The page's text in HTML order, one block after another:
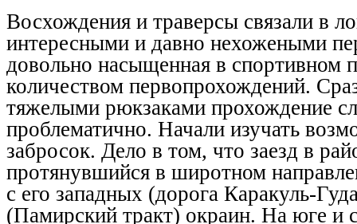
Восхождения и траверсы связали в
интересными и давно нехожеными
довольно насыщенная в спортивном
количеством первопрохождений.
тяжелыми рюкзаками прохождение
проблематично. Начали изучать
забросок. Дело в том, что заезд в
протянувшийся в широтном
с его западных (дорога Каракуль-
(Памирский тракт) окраин. На юге и